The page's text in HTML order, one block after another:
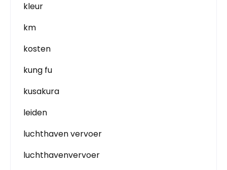
kleur
km
kosten
kung fu
kusakura
leiden
luchthaven vervoer
luchthavenvervoer